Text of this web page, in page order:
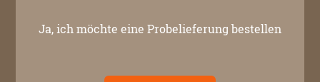
Ja, ich möchte eine Probelieferung bestellen